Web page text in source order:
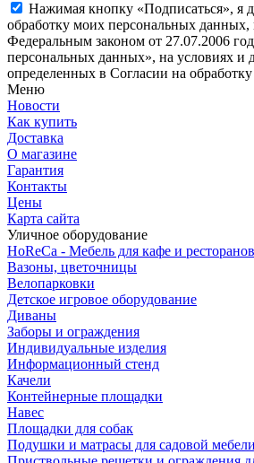
Нажимая кнопку «Подписаться», я
обработку моих персональных данных,
Федеральным законом от 27.07.2006
персональных данных», на условиях и
определенных в Согласии на
Меню
Новости
Как купить
Доставка
О магазине
Гарантия
Контакты
Цены
Карта сайта
Уличное оборудование
HoReCa - Мебель для кафе и ресторанов
Вазоны, цветочницы
Велопарковки
Детское игровое оборудование
Диваны
Заборы и ограждения
Индивидуальные изделия
Информационный стенд
Качели
Контейнерные площадки
Навес
Площадки для собак
Подушки и матрасы для садовой мебели